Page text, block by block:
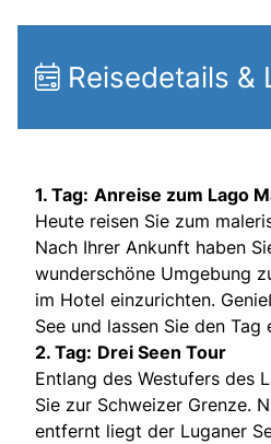
Reisedetails &
1. Tag: Anreise zum Lago
Heute reisen Sie zum
Nach Ihrer Ankunft haben
wunderschöne Umgebung
im Hotel einzurichten.
See und lassen Sie den
2. Tag: Drei Seen Tour
Entlang des Westufers des
Sie zur Schweizer Grenze.
entfernt liegt der Luganer